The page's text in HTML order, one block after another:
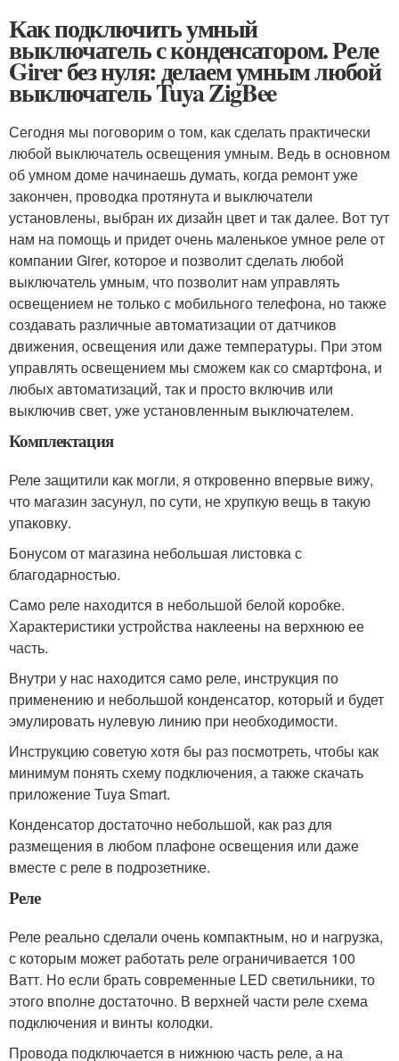
Как подключить умный
выключатель с конденсатором. Реле
Girer без нуля: делаем умным любой
выключатель Tuya ZigBee
Сегодня мы поговорим о том, как сделать практически
любой выключатель освещения умным. Ведь в основном
об умном доме начинаешь думать, когда ремонт уже
закончен, проводка протянута и выключатели
установлены, выбран их дизайн цвет и так далее. Вот тут
нам на помощь и придет очень маленькое умное реле от
компании Girer, которое и позволит сделать любой
выключатель умным, что позволит нам управлять
освещением не только с мобильного телефона, но также
создавать различные автоматизации от датчиков
движения, освещения или даже температуры. При этом
управлять освещением мы сможем как со смартфона, и
любых автоматизаций, так и просто включив или
выключив свет, уже установленным выключателем.
Комплектация
Реле защитили как могли, я откровенно впервые вижу,
что магазин засунул, по сути, не хрупкую вещь в такую
упаковку.
Бонусом от магазина небольшая листовка с
благодарностью.
Само реле находится в небольшой белой коробке.
Характеристики устройства наклеены на верхнюю ее
часть.
Внутри у нас находится само реле, инструкция по
применению и небольшой конденсатор, который и будет
эмулировать нулевую линию при необходимости.
Инструкцию советую хотя бы раз посмотреть, чтобы как
минимум понять схему подключения, а также скачать
приложение Tuya Smart.
Конденсатор достаточно небольшой, как раз для
размещения в любом плафоне освещения или даже
вместе с реле в подрозетнике.
Реле
Реле реально сделали очень компактным, но и нагрузка,
с которым может работать реле ограничивается 100
Ватт. Но если брать современные LED светильники, то
этого вполне достаточно. В верхней части реле схема
подключения и винты колодки.
Провода подключается в нижнюю часть реле, а на